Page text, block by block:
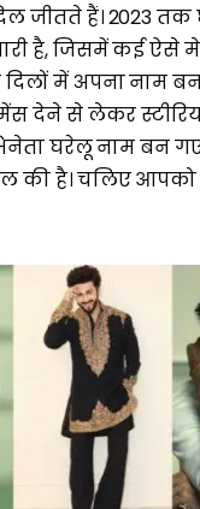
जीतते हैं। 2023 तक
है, जिसमें कई ऐसे
में अपना नाम
देने से लेकर
घरेलू नाम बन
की है। चलिए